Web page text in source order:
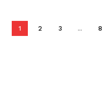
1 2 3 ... 8